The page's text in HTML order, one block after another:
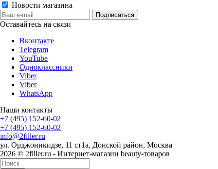
Новости магазина
Оставайтесь на связи
Вконтакте
Telegram
YouTube
Одноклассники
Viber
Viber
WhatsApp
Наши контакты
+7 (495) 152-60-02
+7 (495) 152-60-02
info@2filler.ru
ул. Орджоникидзе, 11 ст1а, Донской район, Москва
2026 © 2filler.ru - Интернет-магазин beauty-товаров